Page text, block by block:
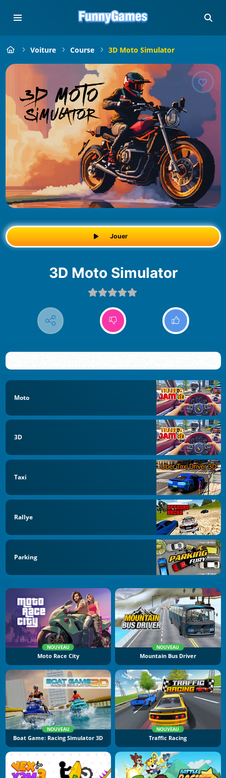
Voiture Course 3D Moto Simulator
Jouer
3D Moto Simulator
Moto
3D
Taxi
Rallye
Parking
NOUVEAU
Moto Race City
NOUVEAU
Mountain Bus Driver
NOUVEAU
Boat Game: Racing Simulator 3D
NOUVEAU
Traffic Racing